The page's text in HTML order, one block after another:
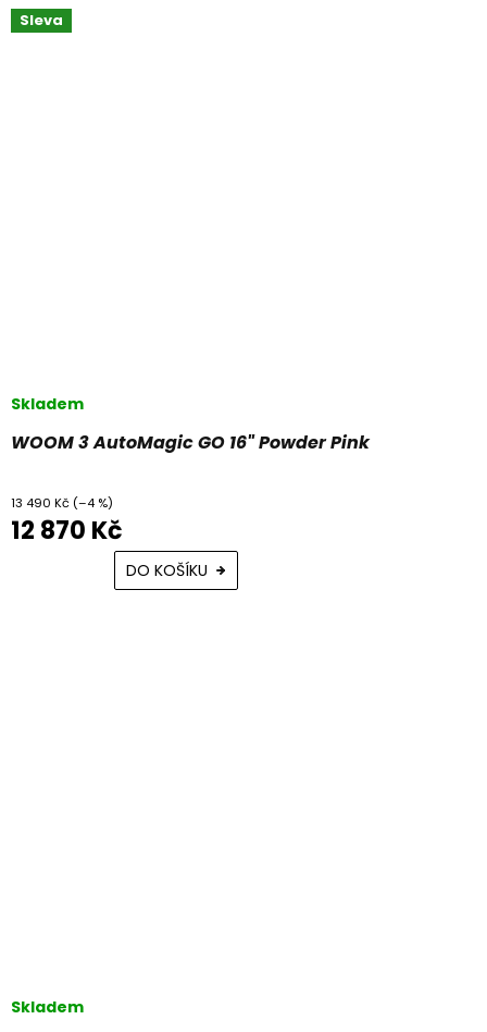
Sleva
WOOM 3 AutoMagic GO 16" Powder Pink
Skladem
13 490 Kč (–4 %)
12 870 Kč
DO KOŠÍKU
Skladem